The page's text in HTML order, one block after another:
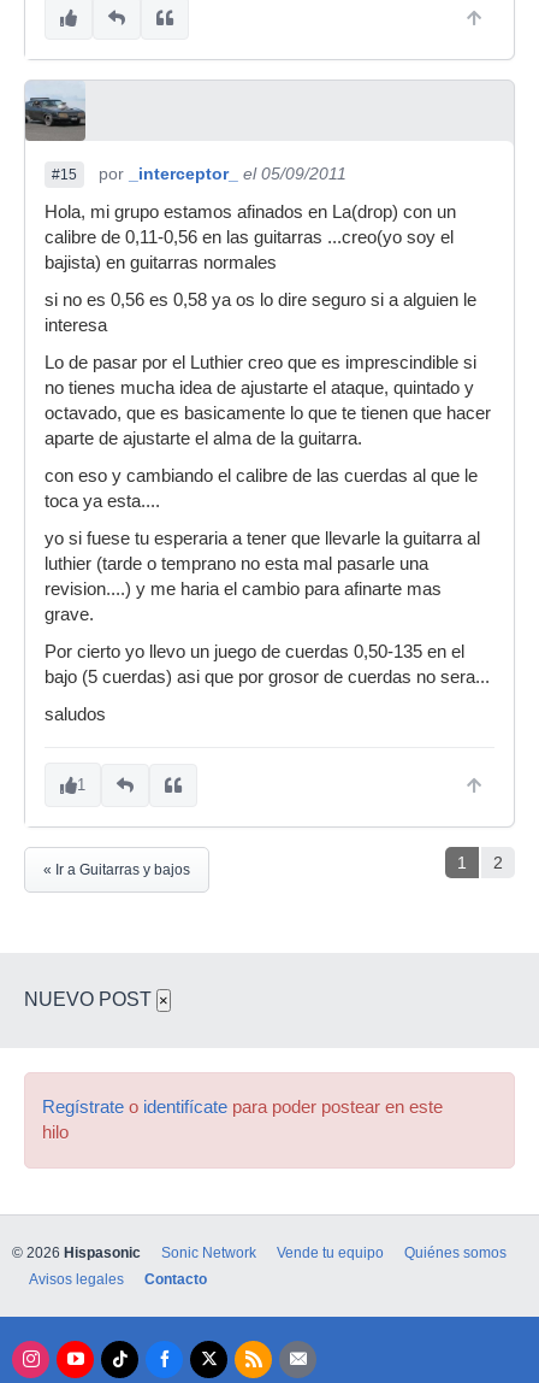
#15 por _interceptor_
el 05/09/2011
Hola, mi grupo estamos afinados en La(drop) con un
calibre de 0,11-0,56 en las guitarras ...creo(yo soy el
bajista) en guitarras normales
si no es 0,56 es 0,58 ya os lo dire seguro si a alguien le
interesa
Lo de pasar por el Luthier creo que es imprescindible si
no tienes mucha idea de ajustarte el ataque, quintado y
octavado, que es basicamente lo que te tienen que hacer
aparte de ajustarte el alma de la guitarra.
con eso y cambiando el calibre de las cuerdas al que le
toca ya esta....
yo si fuese tu esperaria a tener que llevarle la guitarra al
luthier (tarde o temprano no esta mal pasarle una
revision....) y me haria el cambio para afinarte mas
grave.
Por cierto yo llevo un juego de cuerdas 0,50-135 en el
bajo (5 cuerdas) asi que por grosor de cuerdas no sera...
saludos
1
1 2
« Ir a Guitarras y bajos
NUEVO POST ×
Regístrate o identifícate para poder postear en este
hilo
© 2026 Hispasonic Sonic Network Vende tu equipo
Quiénes somos
Avisos legales
Contacto